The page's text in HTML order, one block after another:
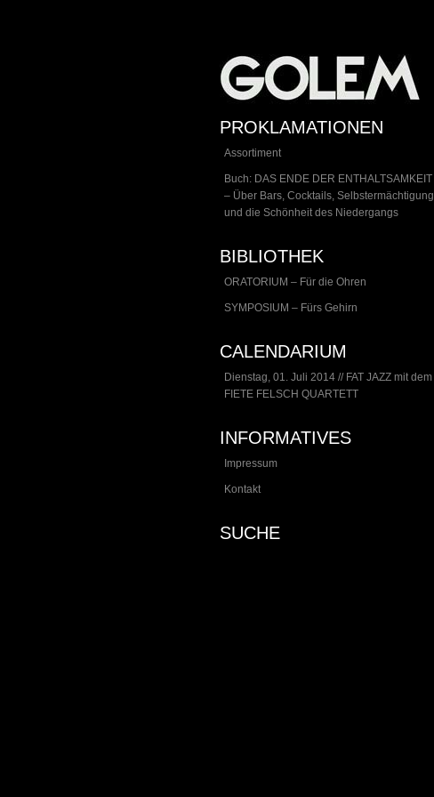
PROKLAMATIONEN
Assortiment
Buch: DAS ENDE DER ENTHALTSAMKEIT
– Über Bars, Cocktails, Selbstermächtigung
und die Schönheit des Niedergangs
BIBLIOTHEK
ORATORIUM – Für die Ohren
SYMPOSIUM – Fürs Gehirn
CALENDARIUM
Dienstag, 01. Juli 2014 // FAT JAZZ mit dem
FIETE FELSCH QUARTETT
INFORMATIVES
Impressum
Kontakt
SUCHE